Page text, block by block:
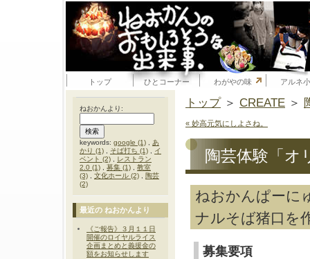
トップ ひとコーナー わがやの味 アルネ
ねおかんより:
keywords: google (1)
あ
かり (1)
そば打ち (1)
イ
ベント (2)
レストラン
2.0 (1)
募集 (1)
教室
(3)
文化ホール (2)
陶芸
(2)
最近の ねおかんより
《ご報告》３月１１日
開催のロイヤルライス
企画まとめと義援金の
額をお知らせします
トップ＞ CREATE ＞
« 妙高元気にしよさね。
陶芸体験「オ
ねおかんぱーに
ナルそば猪口を
募集要項